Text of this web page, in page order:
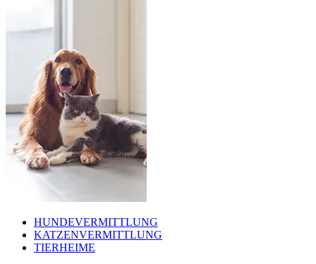
HUNDEVERMITTLUNG
KATZENVERMITTLUNG
TIERHEIME